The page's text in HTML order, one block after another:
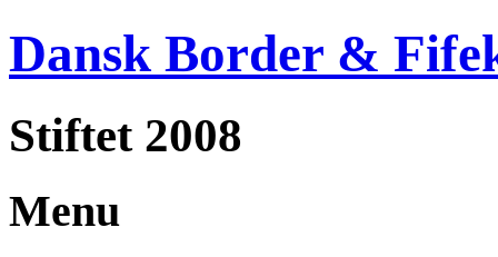
Dansk Border &
Stiftet 2008
Menu